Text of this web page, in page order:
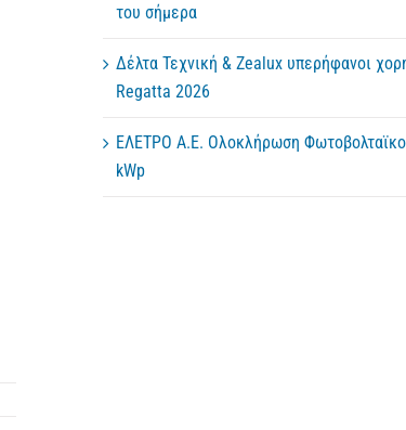
του σήμερα
Δέλτα Τεχνική & Zealux υπερήφανοι
Regatta 2026
ΕΛΕΤΡΟ Α.Ε. Ολοκλήρωση
kWp